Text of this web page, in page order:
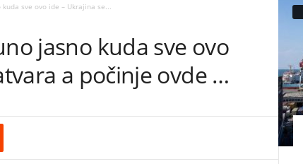
sve ovo ide – Ukrajina se...
jasno kuda sve ovo
a počinje ovde …